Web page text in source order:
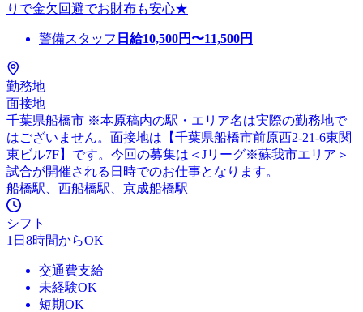
りで金欠回避でお財布も安心★
警備スタッフ 日給10,500円〜11,500円
勤務地
面接地
千葉県船橋市 ※本原稿内の駅・エリア名は実際の勤務地で
はございません。面接地は【千葉県船橋市前原西2-21-6東関
東ビル7F】です。今回の募集は＜Jリーグ※蘇我市エリア＞
試合が開催される日時でのお仕事となります。
船橋駅、西船橋駅、京成船橋駅
シフト
1日8時間からOK
交通費支給
未経験OK
短期OK